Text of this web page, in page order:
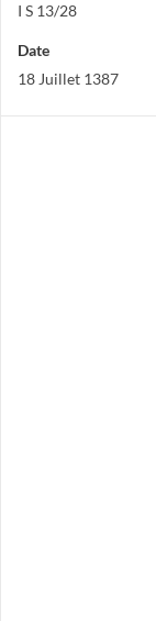
I S 13/28
Date
18 Juillet 1387